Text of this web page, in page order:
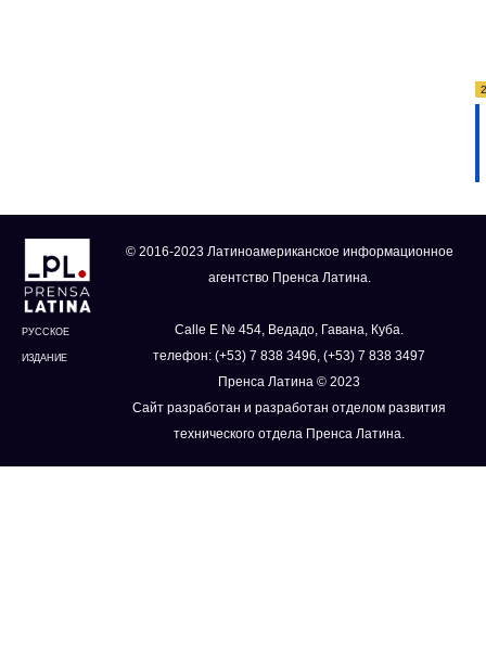
РУССКОЕ
ИЗДАНИЕ
© 2016-2023 Латиноамериканское информационное
агентство Пренса Латина.
Calle E № 454, Ведадо, Гавана, Куба.
телефон: (+53) 7 838 3496, (+53) 7 838 3497
Пренса Латина © 2023
Сайт разработан и разработан отделом развития
технического отдела Пренса Латина.